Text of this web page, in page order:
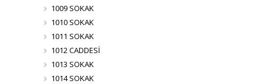
1009 SOKAK
1010 SOKAK
1011 SOKAK
1012 CADDESİ
1013 SOKAK
1014 SOKAK